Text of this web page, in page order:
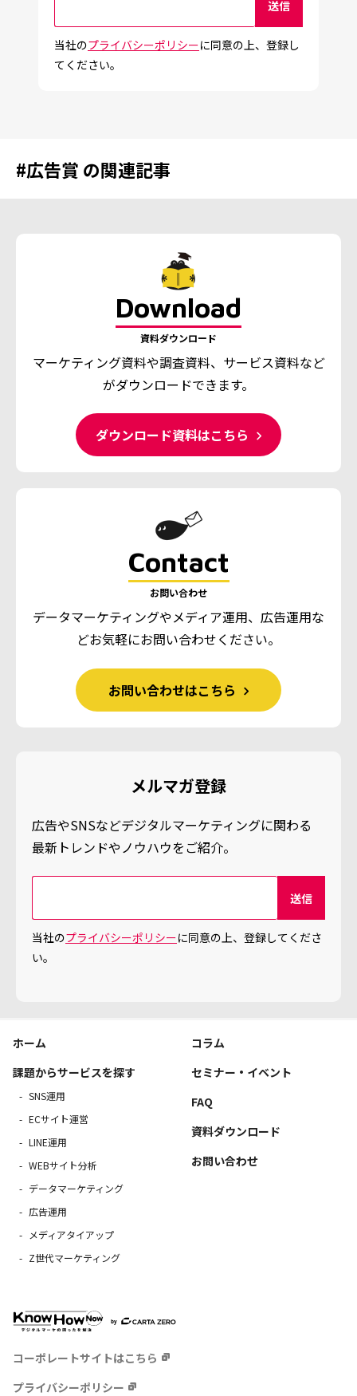
当社のプライバシーポリシーに同意の上、登録し
てください。
#広告賞 の関連記事
Download
資料ダウンロード
マーケティング資料や調査資料、 サービス資料など
がダウンロードできます。
ダウンロード資料はこちら
Contact
お問い合わせ
データマーケティングやメディア運用、広告運用な
どお気軽にお問い合わせください。
お問い合わせはこちら
メルマガ登録
広告やSNSなどデジタルマーケティングに関わる
最新トレンドやノウハウをご紹介。
当社のプライバシーポリシーに同意の上、登録してくださ
い。
ホーム
課題からサービスを探す
SNS運用
ECサイト運営
LINE運用
WEBサイト分析
データマーケティング
広告運用
メディアタイアップ
Z世代マーケティング
コラム
セミナー・イベント
FAQ
資料ダウンロード
お問い合わせ
コーポレートサイトはこちら
プライバシーポリシー